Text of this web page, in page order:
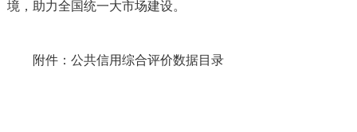
境，助力全国统一大市场建设。
附件：公共信用综合评价数据目录